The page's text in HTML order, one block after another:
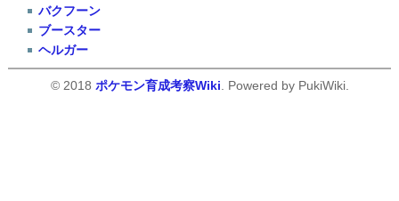
バクフーン
ブースター
ヘルガー
© 2018 ポケモン育成考察Wiki . Powered by PukiWiki.